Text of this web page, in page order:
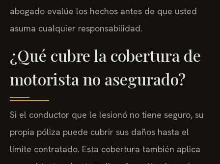
abogado evalúe los hechos antes de que usted
asuma cualquier responsabilidad.
¿Qué cubre la cobertura de
motorista no asegurado?
Si el conductor que le lesionó no tiene seguro, su
propia póliza puede cubrir sus daños hasta el
límite contratado. Esta cobertura también aplica